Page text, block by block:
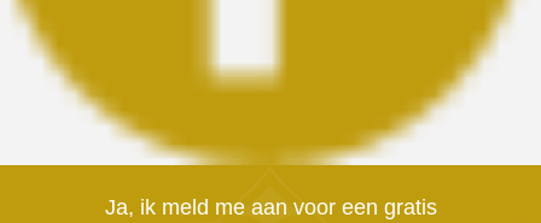
Ja, ik meld me aan voor een gratis